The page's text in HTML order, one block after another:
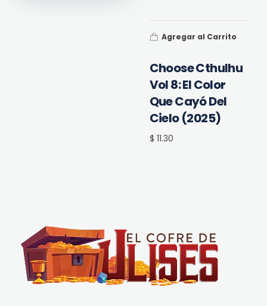
Choose Cthulhu
Vol 8: El Color
Que Cayó Del
Cielo (2025)
$ 11.30
Agregar al Carrito